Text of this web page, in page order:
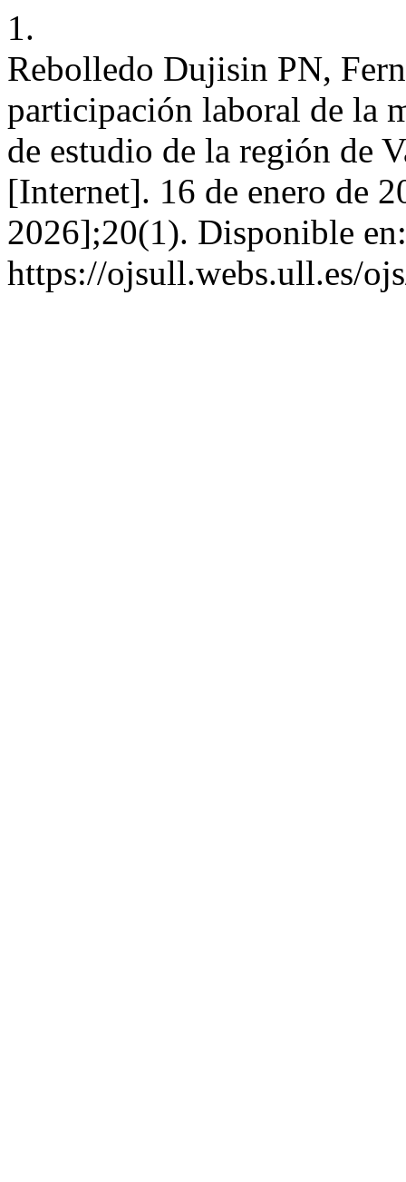
1.
Rebolledo Dujisin PN,
participación laboral de la
de estudio de la región de
[Internet]. 16 de enero de
2026];20(1). Disponible en:
https://ojsull.webs.ull.es/